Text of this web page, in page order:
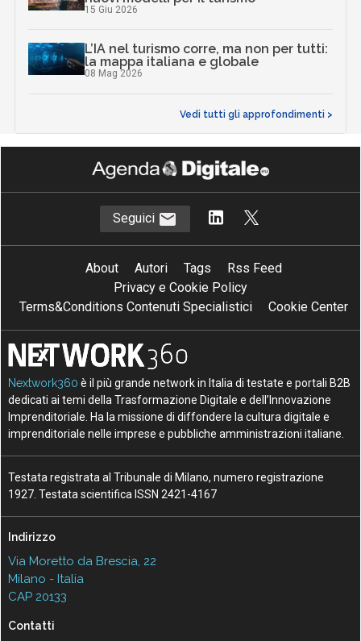
15 Giu 2026
L’IA nel turismo corre, ma non per tutti:
la mappa italiana e globale
08 Mag 2026
Vedi tutti gli approfondimenti >
Seguici
About Autori Tags
Rss Feed
Privacy e Cookie Policy
Terms&Conditions Contenuti Specialistici
Cookie Center
Nextwork360 è il più grande network in Italia di testate e portali B2B
dedicati ai temi della Trasformazione Digitale e dell’Innovazione
Imprenditoriale. Ha la missione di diffondere la cultura digitale e
imprenditoriale nelle imprese e pubbliche amministrazioni italiane.
Testata registrata al Tribunale di Milano, numero registrazione
1927. Testata scientifica ISSN 2421-4167
Indirizzo
Via Moretto da Brescia, 22
Milano - Italia
CAP 20133
Contatti